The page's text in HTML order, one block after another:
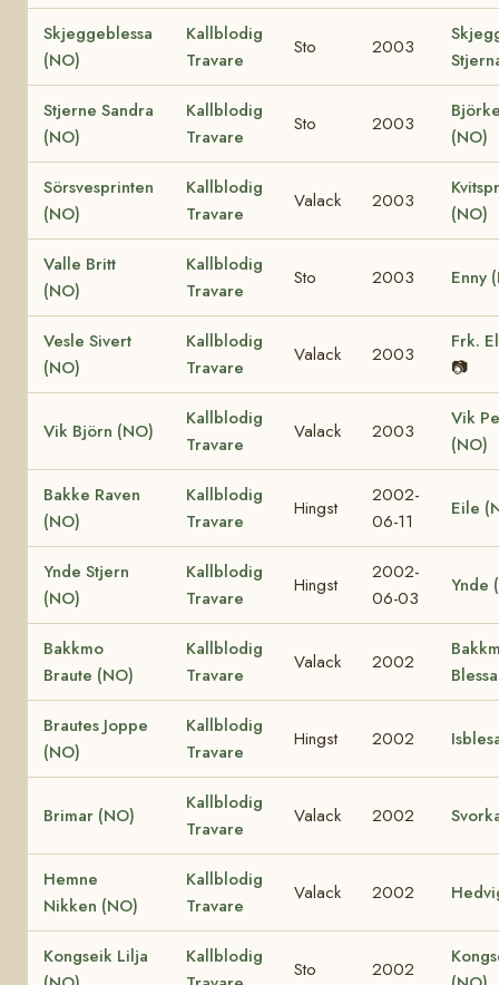
Skjeggeblessa
(NO)
Kallblodig
Travare
Sto 2003
Stjerne Sandra
(NO)
Kallblodig
Travare
Sto 2003
(NO)
Sörsvesprinten
(NO)
Kallblodig
Travare
Valack 2003
(NO)
Valle Britt
(NO)
Kallblodig
Travare
Sto 2003 Enny
Vesle Sivert
(NO)
Kallblodig
Travare
Valack 2003
Frk.
📷
Vik Björn (NO)
Kallblodig
Travare
Valack 2003
Vik
(NO)
Bakke Raven
(NO)
Kallblodig
Travare
Hingst
2002-
06-11
Eile
Ynde Stjern
(NO)
Kallblodig
Travare
Hingst
2002-
06-03
Ynde
Bakkmo
Braute (NO)
Kallblodig
Travare
Valack 2002
Brautes Joppe
(NO)
Kallblodig
Travare
Hingst 2002
Brimar (NO)
Kallblodig
Travare
Valack 2002
Hemne
Nikken (NO)
Kallblodig
Travare
Valack 2002
Kongseik Lilja
Kallblodig
Sto 2002